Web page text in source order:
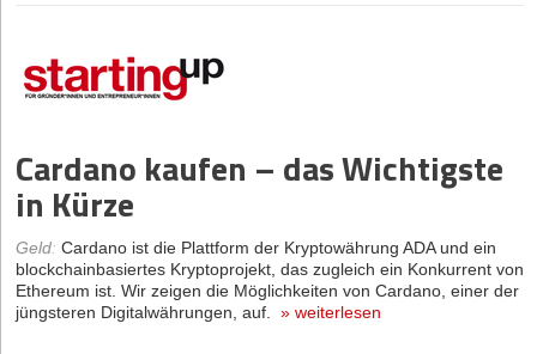
Cardano kaufen – das Wichtigste
in Kürze
Geld: Cardano ist die Plattform der Kryptowährung ADA und ein
blockchainbasiertes Kryptoprojekt, das zugleich ein Konkurrent von
Ethereum ist. Wir zeigen die Möglichkeiten von Cardano, einer der
jüngsteren Digitalwährungen, auf. » weiterlesen